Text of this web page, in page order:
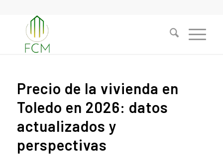
Precio de la vivienda en
Toledo en 2026: datos
actualizados y
perspectivas